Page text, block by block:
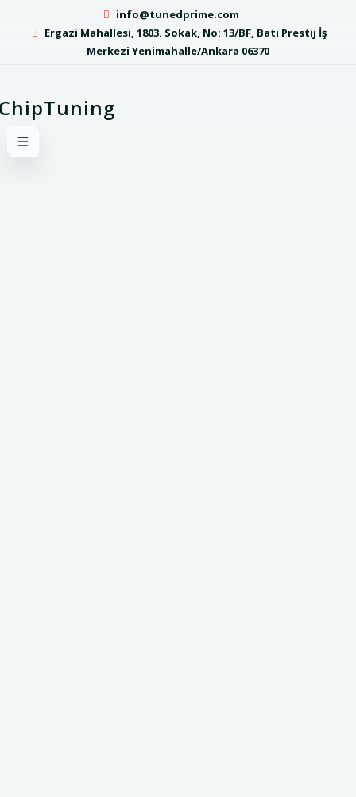
info@tunedprime.com
Ergazi Mahallesi, 1803. Sokak, No: 13/BF, Batı Prestij İş
Merkezi Yenimahalle/Ankara 06370